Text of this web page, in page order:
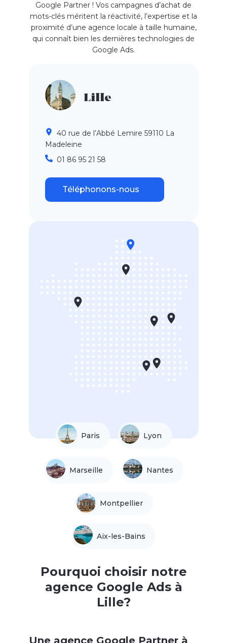
Google Partner ! Vos campagnes d’achat de
mots-clés méritent la réactivité, l’expertise et la
proximité d’une agence locale à taille humaine,
qui connaît bien les dernières technologies de
Google Ads.
Lille
40 rue de l’Abbé Lemire 59110 La
Madeleine
01 86 95 21 58
Téléphonons-nous
Paris Lyon
Marseille Nantes
Montpellier
Aix-les-Bains
Pourquoi choisir notre
agence Google Ads à
Lille?